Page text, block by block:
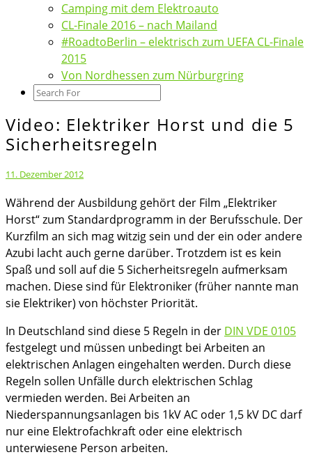
Camping mit dem Elektroauto
CL-Finale 2016 – nach Mailand
#RoadtoBerlin – elektrisch zum UEFA CL-Finale
2015
Von Nordhessen zum Nürburgring
Search
Video:
Elektriker
und
5
Sicherheitsregeln
Video: Elektriker Horst und die 5
Sicherheitsregeln
11. Dezember 2012
Während der Ausbildung gehört der Film „Elektriker
Horst“ zum Standardprogramm in der Berufsschule. Der
Kurzfilm an sich mag witzig sein und der ein oder andere
Azubi lacht auch gerne darüber. Trotzdem ist es kein
Spaß und soll auf die 5 Sicherheitsregeln aufmerksam
machen. Diese sind für Elektroniker (früher nannte man
sie Elektriker) von höchster Priorität.
In Deutschland sind diese 5 Regeln in der DIN VDE 0105
festgelegt und müssen unbedingt bei Arbeiten an
elektrischen Anlagen eingehalten werden. Durch diese
Regeln sollen Unfälle durch elektrischen Schlag
vermieden werden. Bei Arbeiten an
Niederspannungsanlagen bis 1kV AC oder 1,5 kV DC darf
nur eine Elektrofachkraft oder eine elektrisch
unterwiesene Person arbeiten.